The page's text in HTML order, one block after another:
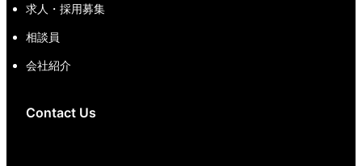
求人・採用募集
相談員
会社紹介
Contact Us